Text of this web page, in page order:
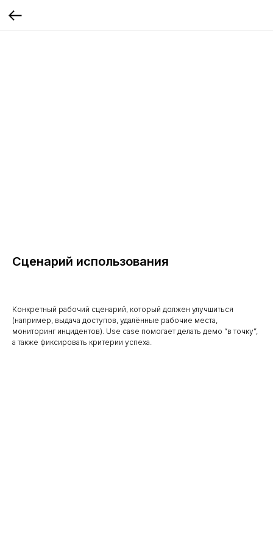
Сценарий использования
Конкретный рабочий сценарий, который должен улучшиться
(например, выдача доступов, удалённые рабочие места,
мониторинг инцидентов). Use case помогает делать демо “в точку”,
а также фиксировать критерии успеха.